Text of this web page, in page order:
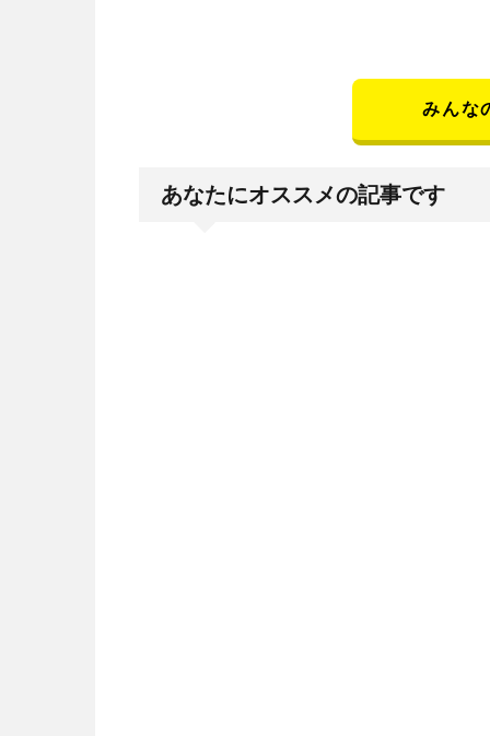
みんな
あなたにオススメの記事です